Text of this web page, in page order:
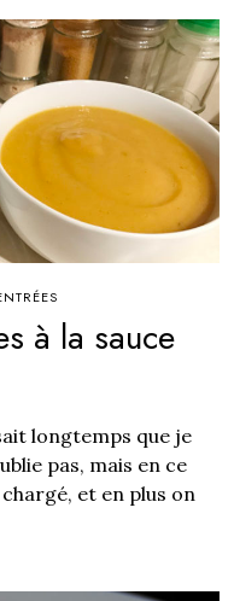
à la sauce
longtemps que je
pas, mais en ce
et en plus on